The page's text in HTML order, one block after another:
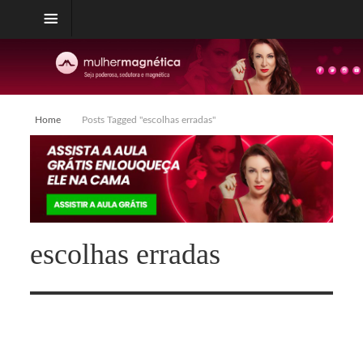
Home Posts Tagged "escolhas erradas"
escolhas erradas